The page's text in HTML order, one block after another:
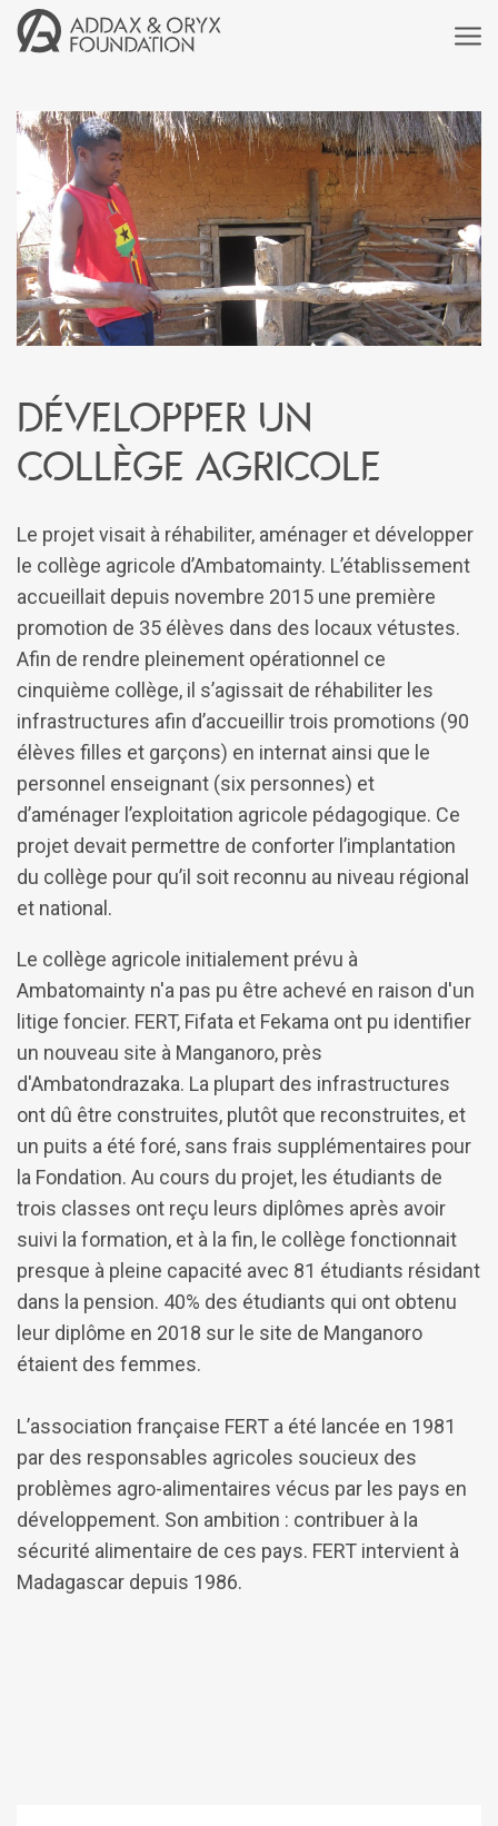
Développer un
collège agricole
Le projet visait à réhabiliter, aménager et développer
le collège agricole d’Ambatomainty. L’établissement
accueillait depuis novembre 2015 une première
promotion de 35 élèves dans des locaux vétustes.
Afin de rendre pleinement opérationnel ce
cinquième collège, il s’agissait de réhabiliter les
infrastructures afin d’accueillir trois promotions (90
élèves filles et garçons) en internat ainsi que le
personnel enseignant (six personnes) et
d’aménager l’exploitation agricole pédagogique. Ce
projet devait permettre de conforter l’implantation
du collège pour qu’il soit reconnu au niveau régional
et national.
Le collège agricole initialement prévu à
Ambatomainty n'a pas pu être achevé en raison d'un
litige foncier. FERT, Fifata et Fekama ont pu identifier
un nouveau site à Manganoro, près
d'Ambatondrazaka. La plupart des infrastructures
ont dû être construites, plutôt que reconstruites, et
un puits a été foré, sans frais supplémentaires pour
la Fondation. Au cours du projet, les étudiants de
trois classes ont reçu leurs diplômes après avoir
suivi la formation, et à la fin, le collège fonctionnait
presque à pleine capacité avec 81 étudiants résidant
dans la pension. 40% des étudiants qui ont obtenu
leur diplôme en 2018 sur le site de Manganoro
étaient des femmes.
L’association française FERT a été lancée en 1981
par des responsables agricoles soucieux des
problèmes agro-alimentaires vécus par les pays en
développement. Son ambition : contribuer à la
sécurité alimentaire de ces pays. FERT intervient à
Madagascar depuis 1986.